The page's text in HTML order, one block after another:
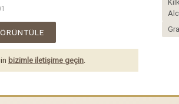
bizimle iletişime geçin.